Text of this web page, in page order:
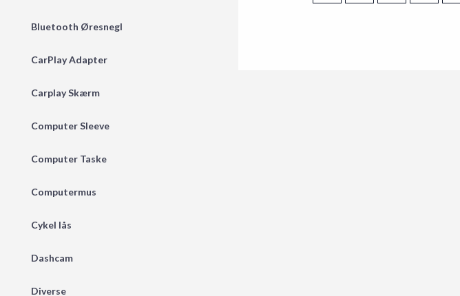
Bluetooth Øresnegl
CarPlay Adapter
Carplay Skærm
Computer Sleeve
Computer Taske
Computermus
Cykel lås
Dashcam
Diverse